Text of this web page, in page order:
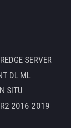
SERVER
DL ML
SITU
2016 2019